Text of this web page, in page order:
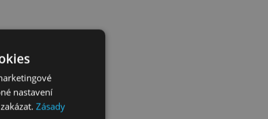
nastavení
Zásady